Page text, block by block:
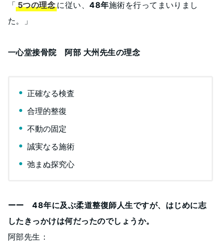
「5つの理念に従い、48年施術を行ってまいりまし
た。」
一心堂接骨院 阿部 大州先生の理念
正確なる検査
合理的整復
不動の固定
誠実なる施術
弛まぬ探究心
ーー 48年に及ぶ柔道整復師人生ですが、はじめに志
したきっかけは何だったのでしょうか。
阿部先生：